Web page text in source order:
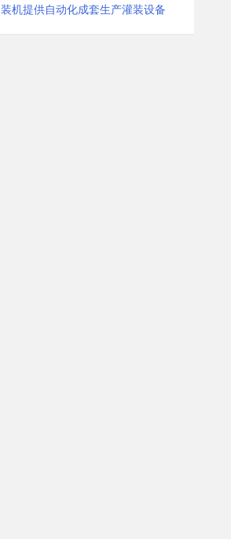
装机提供自动化成套生产灌装设备